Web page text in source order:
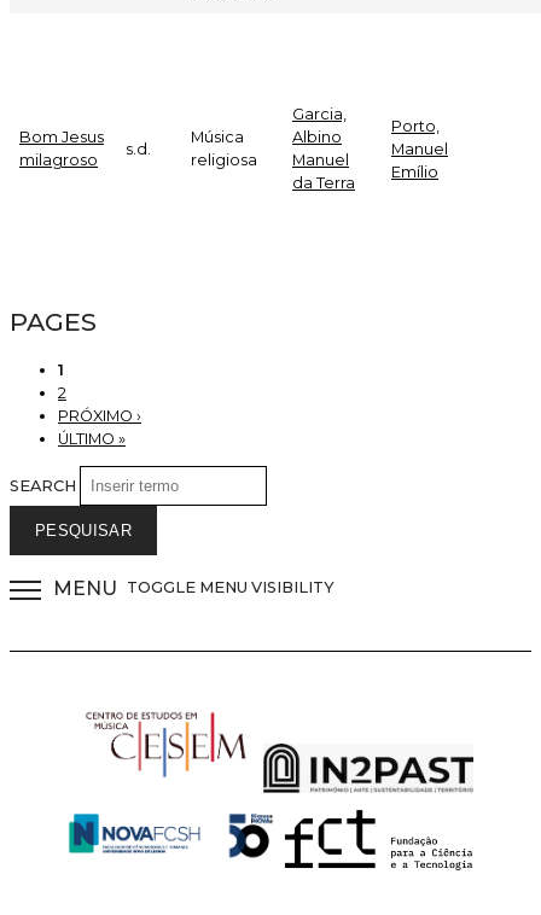
Bom Jesus
milagroso
s.d.
Música
religiosa
Garcia,
Albino
Manuel
da Terra
Porto,
Manuel
Emílio
PAGES
1
2
PRÓXIMO ›
ÚLTIMO »
SEARCH
MENU TOGGLE MENU VISIBILITY